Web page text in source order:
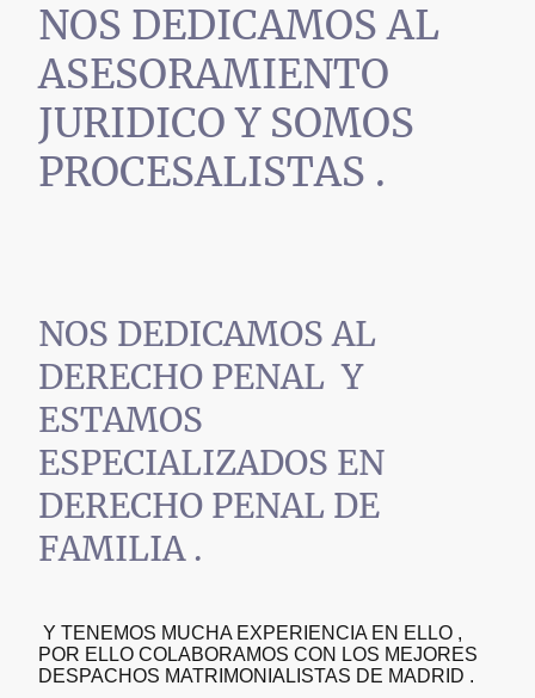
NOS DEDICAMOS AL
ASESORAMIENTO
JURIDICO Y SOMOS
PROCESALISTAS .
NOS DEDICAMOS AL
DERECHO PENAL Y
ESTAMOS
ESPECIALIZADOS EN
DERECHO PENAL DE
FAMILIA .
Y TENEMOS MUCHA EXPERIENCIA EN ELLO ,
POR ELLO COLABORAMOS CON LOS MEJORES
DESPACHOS MATRIMONIALISTAS DE MADRID .